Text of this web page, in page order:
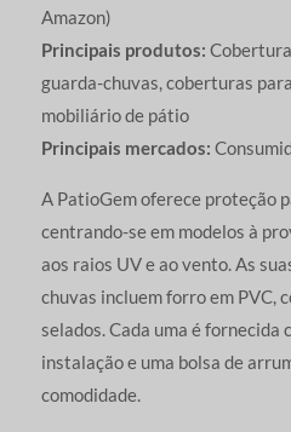
Amazon)
Principais produtos:
guarda-chuvas, coberturas
mobiliário de pátio
Principais mercados:
A PatioGem oferece proteção
centrando-se em modelos à
aos raios UV e ao vento. As
chuvas incluem forro em PVC,
selados. Cada uma é fornecida
instalação e uma bolsa de
comodidade.